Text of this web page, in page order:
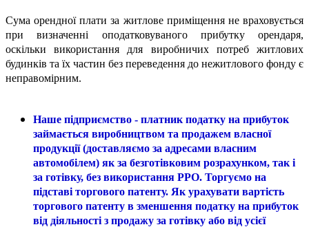
Сума орендної плати за житлове приміщення не враховується
при визначенні оподатковуваного прибутку орендаря,
оскільки використання для виробничих потреб житлових
будинків та їх частин без переведення до нежитлового фонду є
неправомірним.
Наше підприємство - платник податку на прибуток
займається виробництвом та продажем власної
продукції (доставляємо за адресами власним
автомобілем) як за безготівковим розрахунком, так і
за готівку, без використання РРО. Торгуємо на
підставі торгового патенту. Як урахувати вартість
торгового патенту в зменшення податку на прибуток
від діяльності з продажу за готівку або від усієї